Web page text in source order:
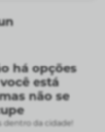
há opções
está
não se
dentro da cidade!